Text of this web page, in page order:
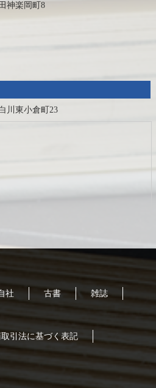
神楽岡町8
川東小倉町23
社 古書 雑誌
引法に基づく表記